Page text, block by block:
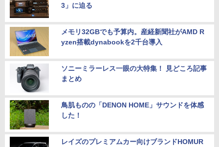
3」に迫る
メモリ32GBでも予算内。産経新聞社がAMD R
yzen搭載dynabookを2千台導入
ソニーミラーレス一眼の大特集！ 見どころ記事
まとめ
鳥肌ものの「DENON HOME」サウンドを体感
した！
レイズのプレミアムカー向けブランドHOMUR